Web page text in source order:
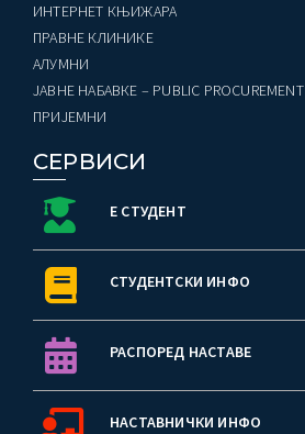
ИНТЕРНЕТ КЊИЖАРА
ПРАВНЕ КЛИНИКЕ
AЛУМНИ
ЈАВНЕ НАБАВКЕ – PUBLIC PROCUREMENT
ПРИЈЕМНИ
СЕРВИСИ
Е СТУДЕНТ
СТУДЕНТСКИ ИНФО
РАСПОРЕД НАСТАВЕ
НАСТАВНИЧКИ ИНФО